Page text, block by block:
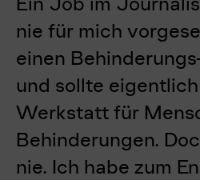
nie für mich
einen
und sollte
Werkstatt für
Behinderungen.
nie. Ich habe zum